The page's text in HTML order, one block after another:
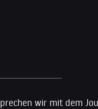
wir mit dem